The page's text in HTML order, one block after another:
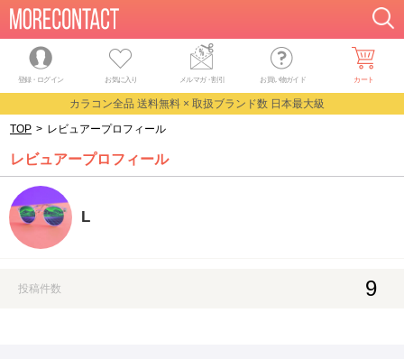
登録・ログイン お気に入り メルマガ・割引 お買い物ガイド カート
カラコン全品 送料無料 × 取扱ブランド数 日本最大級
TOP > レビュアープロフィール
レビュアープロフィール
L
投稿件数 9